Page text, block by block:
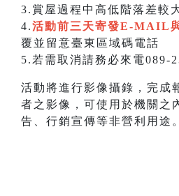
3.賞屋過程中高低階落差較
4.活動前三天寄發E-MAIL
覆並留意臺東區域碼電話
5.若需取消請務必來電089-
活動將進行影像攝錄，完成
者之影像，可使用於機關之
告、行銷宣傳等非營利用途。